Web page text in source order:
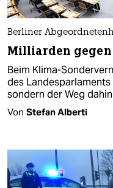
Berliner
Milliarden
Beim Klima-
des
sondern der Weg
Von Stefan Alberti